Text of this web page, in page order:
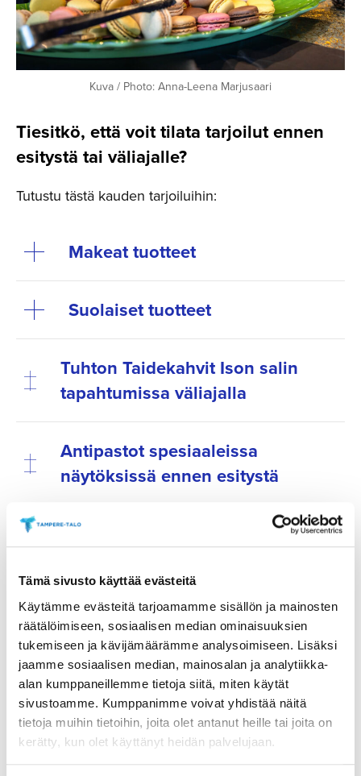
Tämä sivusto käyttää evästeitä
Käytämme evästeitä tarjoamamme sisällön ja mainosten
räätälöimiseen, sosiaalisen median ominaisuuksien
tukemiseen ja kävijämäärämme analysoimiseen. Lisäksi
jaamme sosiaalisen median, mainosalan ja analytiikka-
alan kumppaneillemme tietoja siitä, miten käytät
sivustoamme. Kumppanimme voivat yhdistää näitä
tietoja muihin tietoihin, joita olet antanut heille tai joita on
kerätty, kun olet käyttänyt heidän palvelujaan.
Kuva / Photo: Anna-Leena Marjusaari
Tiesitkö, että voit tilata tarjoilut ennen
esitystä tai väliajalle?
Tutustu tästä kauden tarjoiluihin:
Makeat tuotteet
Suolaiset tuotteet
Tuhton Taidekahvit Ison salin
tapahtumissa väliajalla
Antipastot spesiaaleissa
näytöksissä ennen esitystä
Varmista haluamasi tarjoilut ja osta ne etukäteen.
Tarjoilut voi ostaa ennakkoon verkosta viimeistään
Voit tilata tarjoilut haluamasi tapahtuman ”tilaa
tarjoilu”- linkin kautta.
TÄSTÄ VERKKOKAUPPAAN